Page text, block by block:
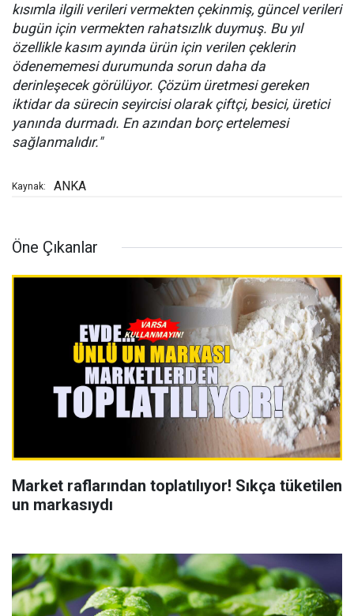
kısımla ilgili verileri vermekten çekinmiş, güncel verileri
bugün için vermekten rahatsızlık duymuş. Bu yıl
özellikle kasım ayında ürün için verilen çeklerin
ödenememesi durumunda sorun daha da
derinleşecek görülüyor. Çözüm üretmesi gereken
iktidar da sürecin seyircisi olarak çiftçi, besici, üretici
yanında durmadı. En azından borç ertelemesi
sağlanmalıdır."
Kaynak: ANKA
Öne Çıkanlar
Market raflarından toplatılıyor! Sıkça tüketilen
un markasıydı